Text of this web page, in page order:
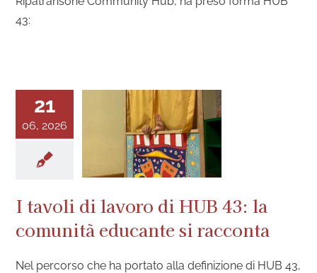
43:
21
06, 2026
I tavoli di lavoro di HUB 43: la
comunità educante si racconta
Nel percorso che ha portato alla definizione di HUB 43,